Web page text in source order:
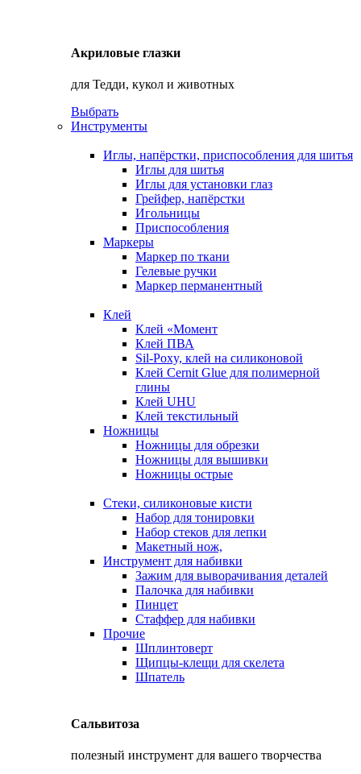
Акриловые глазки
для Тедди, кукол и животных
Выбрать
Инструменты
Иглы, напёрстки, приспособления для шитья
Иглы для шитья
Иглы для установки глаз
Грейфер, напёрстки
Игольницы
Приспособления
Маркеры
Маркер по ткани
Гелевые ручки
Маркер перманентный
Клей
Клей «Момент
Клей ПВА
Sil-Poxy, клей на силиконовой
Клей Cernit Glue для полимерной
глины
Клей UHU
Клей текстильный
Ножницы
Ножницы для обрезки
Ножницы для вышивки
Ножницы острые
Стеки, силиконовые кисти
Набор для тонировки
Набор стеков для лепки
Макетный нож,
Инструмент для набивки
Зажим для выворачивания деталей
Палочка для набивки
Пинцет
Стаффер для набивки
Прочие
Шплинтоверт
Щипцы-клещи для скелета
Шпатель
Сальвитоза
полезный инструмент для вашего творчества